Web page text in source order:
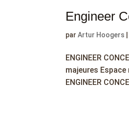
Engineer
parArtur Hoogers
ENGINEER
majeures
ENGINEER